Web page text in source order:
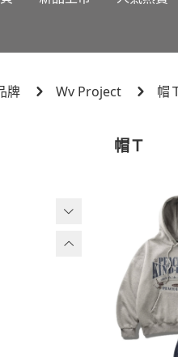
牌 Wv Project 帽
運🔥
帽Ｔ